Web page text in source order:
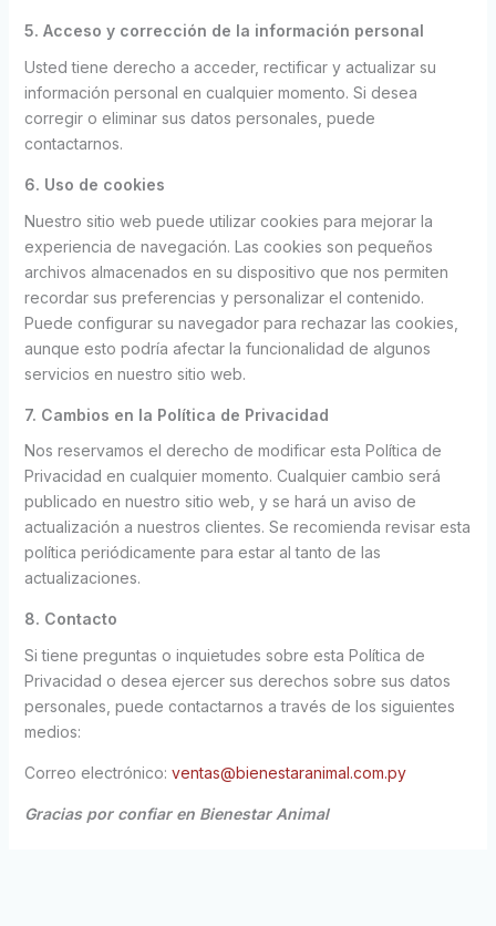
5. Acceso y corrección de la información personal
Usted tiene derecho a acceder, rectificar y actualizar su
información personal en cualquier momento. Si desea
corregir o eliminar sus datos personales, puede
contactarnos.
6. Uso de cookies
Nuestro sitio web puede utilizar cookies para mejorar la
experiencia de navegación. Las cookies son pequeños
archivos almacenados en su dispositivo que nos permiten
recordar sus preferencias y personalizar el contenido.
Puede configurar su navegador para rechazar las cookies,
aunque esto podría afectar la funcionalidad de algunos
servicios en nuestro sitio web.
7. Cambios en la Política de Privacidad
Nos reservamos el derecho de modificar esta Política de
Privacidad en cualquier momento. Cualquier cambio será
publicado en nuestro sitio web, y se hará un aviso de
actualización a nuestros clientes. Se recomienda revisar esta
política periódicamente para estar al tanto de las
actualizaciones.
8. Contacto
Si tiene preguntas o inquietudes sobre esta Política de
Privacidad o desea ejercer sus derechos sobre sus datos
personales, puede contactarnos a través de los siguientes
medios:
Correo electrónico: ventas@bienestaranimal.com.py
Gracias por confiar en Bienestar Animal